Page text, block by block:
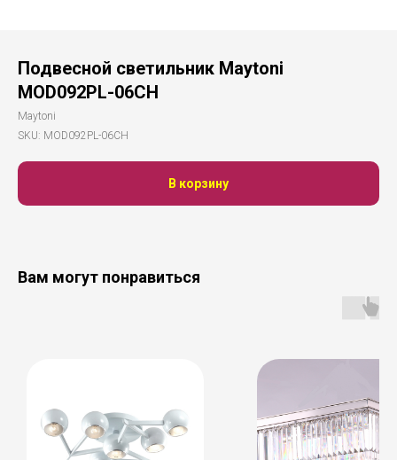
Подвесной светильник Maytoni
MOD092PL-06CH
Maytoni
SKU: MOD092PL-06CH
В корзину
Вам могут понравиться